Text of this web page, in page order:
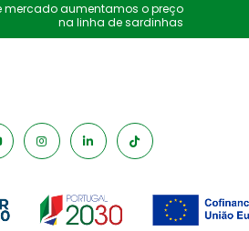
mercado aumentamos o preço
na linha de sardinhas